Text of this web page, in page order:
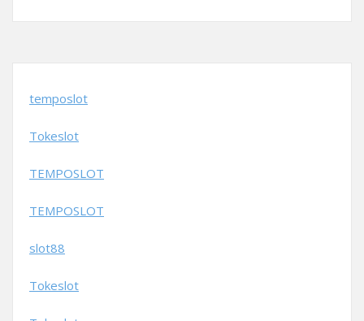
temposlot
Tokeslot
TEMPOSLOT
TEMPOSLOT
slot88
Tokeslot